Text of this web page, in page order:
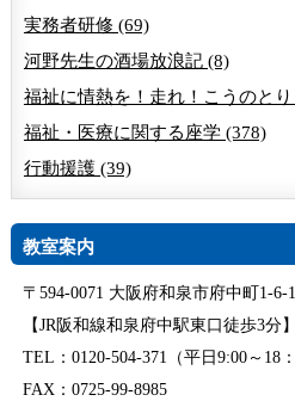
実務者研修 (69)
河野先生の酒場放浪記 (8)
福祉に情熱を！走れ！こうのと
福祉・医療に関する座学 (378)
行動援護 (39)
教室案内
〒594-0071 大阪府和泉市府中町1-6-
【JR阪和線和泉府中駅東口徒歩3分】
TEL：0120-504-371（平日9:00～18：
FAX：0725-99-8985